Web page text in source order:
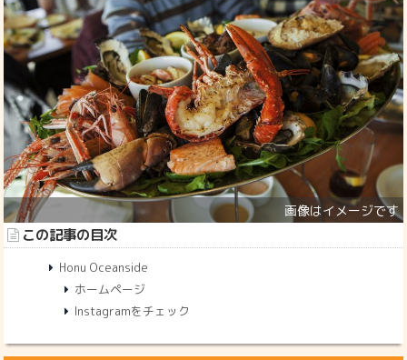
この記事の目次
Honu Oceanside
ホームページ
Instagramをチェック